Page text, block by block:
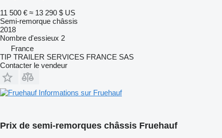
11 500 € ≈ 13 290 $ US
Semi-remorque châssis
2018
Nombre d'essieux 2
France
TIP TRAILER SERVICES FRANCE SAS
Contacter le vendeur
Informations sur Fruehauf
Prix de semi-remorques châssis Fruehauf